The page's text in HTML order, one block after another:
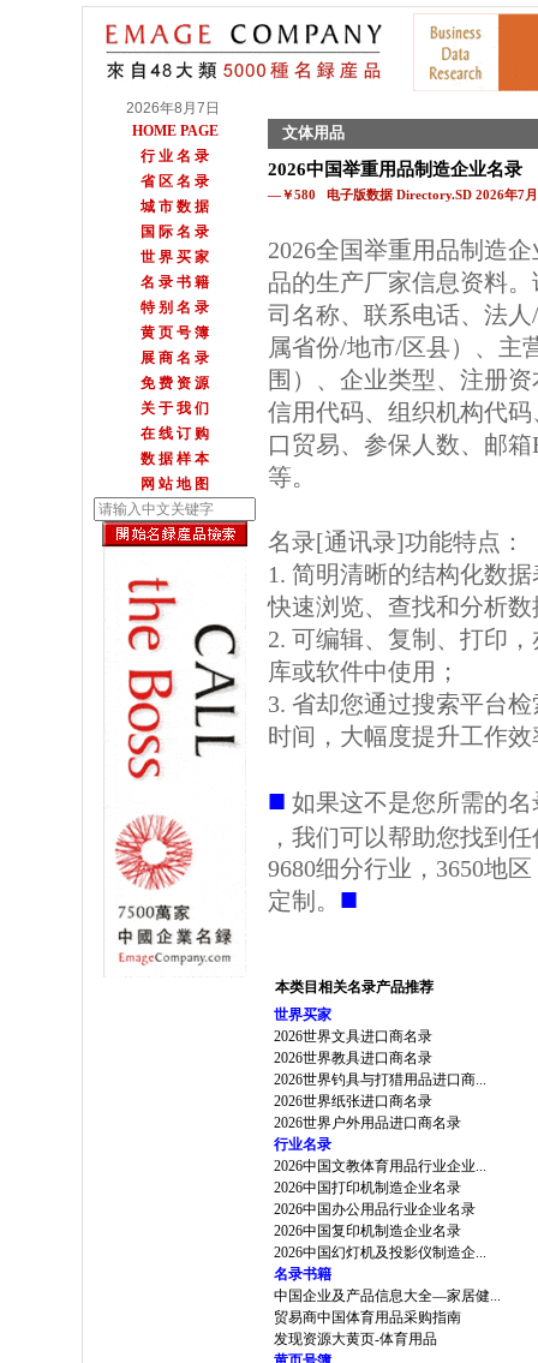
2026年8月7日
HOME PAGE
行 业 名 录
省 区 名 录
城 市 数 据
国 际 名 录
世 界 买 家
名 录 书 籍
特 别 名 录
黄 页 号 簿
展 商 名 录
免 费 资 源
关 于 我 们
在 线 订 购
数 据 样 本
网 站 地 图
文体用品
2026中国举重用品制造企业名录
—￥580 电子版数据 Directory.SD 2026年7
2026全国举重用品制造
品的生产厂家信息资料
司名称、联系电话、法
属省份/地市/区县）、主
围）、企业类型、注册
信用代码、组织机构代
口贸易、参保人数、邮
等。
名录[通讯录]功能特点：
1. 简明清晰的结构化数
快速浏览、查找和分析数
2. 可编辑、复制、打印
库或软件中使用；
3. 省却您通过搜索平台
时间，大幅度提升工作效
■ 如果这不是您所需的
，我们可以帮助您找到
9680细分行业，3650地
定制。 ■
本类目相关名录产品推荐
世界买家
2026世界文具进口商名录
2026世界教具进口商名录
2026世界钓具与打猎用品进口商...
2026世界纸张进口商名录
2026世界户外用品进口商名录
行业名录
2026中国文教体育用品行业企业...
2026中国打印机制造企业名录
2026中国办公用品行业企业名录
2026中国复印机制造企业名录
2026中国幻灯机及投影仪制造企...
名录书籍
中国企业及产品信息大全—家居健...
贸易商中国体育用品采购指南
发现资源大黄页-体育用品